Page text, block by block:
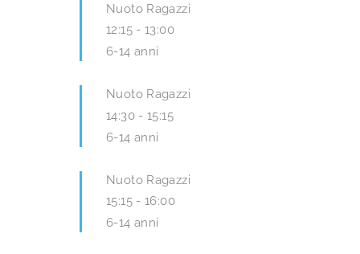
Nuoto Ragazzi
12:15 -13:00
6-14 anni
Nuoto Ragazzi
14:30 -15:15
6-14 anni
Nuoto Ragazzi
15:15 -16:00
6-14 anni